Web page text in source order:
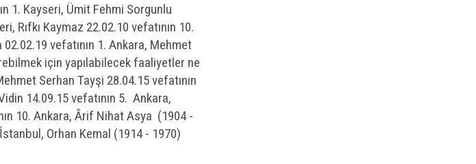
1. Kayseri, Ümit Fehmi Sorgunlu
Rıfkı Kaymaz 22.02.10 vefatının 10.
vefatının 1. Ankara, Mehmet
için yapılabilecek faaliyetler ne
Serhan Tayşi 28.04.15 vefatının
14.09.15 vefatının 5. Ankara,
10. Ankara, Ârif Nihat Asya (1904 -
Orhan Kemal (1914 - 1970)